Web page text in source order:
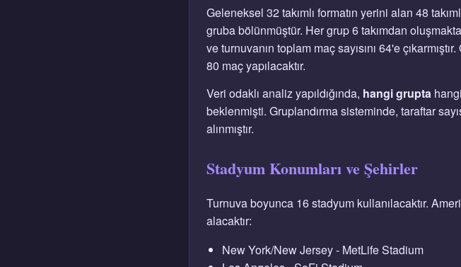
Geleneksel 32 takımlı formatın yerini alan 48
gruba bölünmüştür. Her grup 6 takımdan
ve turnuvanın toplam maç sayısını 64'e
80 maç yapılacaktır.
Veri odaklı analiz yapıldığında, hangi grupta
beklenmişti. Gruplandırma sisteminde, taraftar
alınmıştır.
Stadyum Konumları ve Şehirler
Turnuva boyunca 16 stadyum kullanılacaktır.
alacaktır:
New York/New Jersey - MetLife Stadium